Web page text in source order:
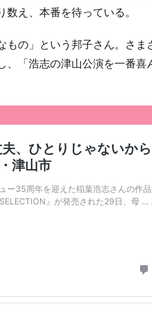
え、本番を待っている。
の」という邦子さん。さま
、「浩志の津山公演を一番喜